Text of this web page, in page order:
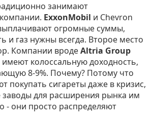
занимают
ExxonMobil и Chevron
огромные суммы,
и газ нужны всегда. Второе место
Компании вродеAltria Group
имеют колоссальную доходность,
8-9%. Почему? Потому что
покупать сигареты даже в кризис,
заводы для расширения рынка им
- они просто распределяют